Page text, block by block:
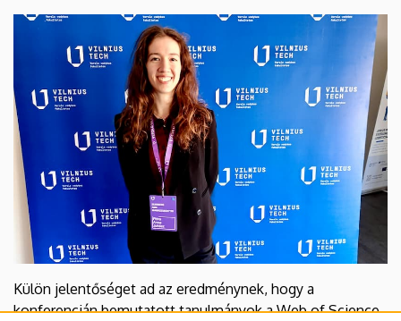
Külön jelentőséget ad az eredménynek, hogy a
konferencián bemutatott tanulmányok a Web of Science